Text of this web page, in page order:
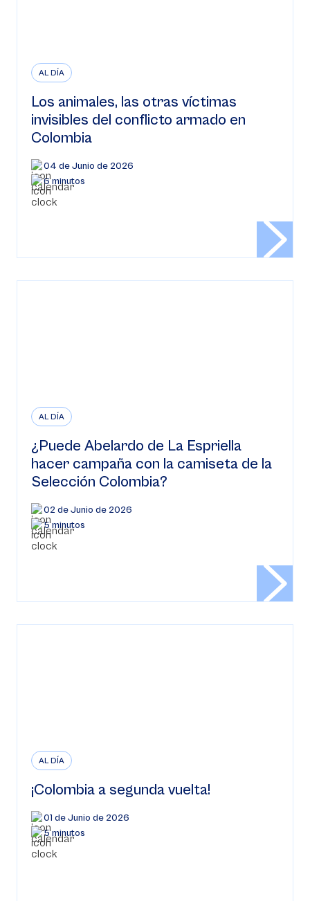
AL DÍA
Los animales, las otras víctimas
invisibles del conflicto armado en
Colombia
04 de Junio de 2026
6 minutos
AL DÍA
¿Puede Abelardo de La Espriella
hacer campaña con la camiseta de la
Selección Colombia?
02 de Junio de 2026
5 minutos
AL DÍA
¡Colombia a segunda vuelta!
01 de Junio de 2026
5 minutos